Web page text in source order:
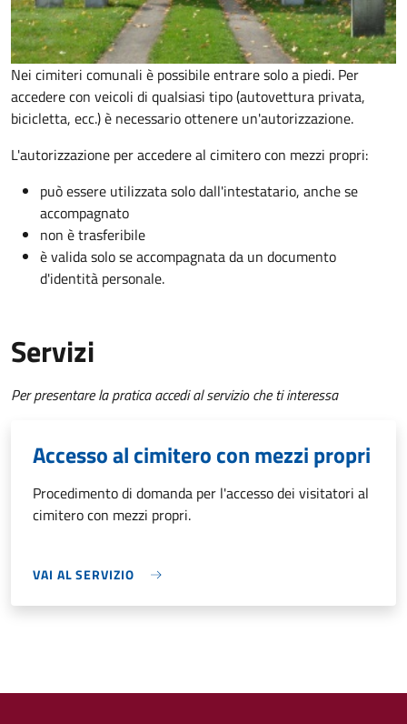
Nei cimiteri comunali è possibile entrare solo a piedi. Per
accedere con veicoli di qualsiasi tipo (autovettura privata,
bicicletta, ecc.) è necessario ottenere un'autorizzazione.
L'autorizzazione per accedere al cimitero con mezzi propri:
può essere utilizzata solo dall'intestatario, anche se
accompagnato
non è trasferibile
è valida solo se accompagnata da un documento
d'identità personale.
Servizi
Per presentare la pratica accedi al servizio che ti interessa
Accesso al cimitero con mezzi propri
Procedimento di domanda per l'accesso dei visitatori al
cimitero con mezzi propri.
VAI AL SERVIZIO